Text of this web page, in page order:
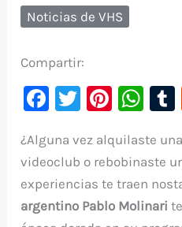
Noticias de VHS
Compartir:
F
c
e
b
T
it
te
r
Pi
er
e
st
W
at
s
A r
¿Alguna vez alquilaste
videoclub o rebobinaste
experiencias te traen
argentino Pablo Molinari